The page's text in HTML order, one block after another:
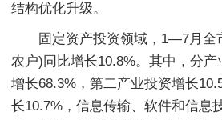
结构优化升级。
固定资产投资领域，1—7月全
农户)同比增长10.8%。其中，分
增长68.3%，第二产业投资增长
长10.7%，信息传输、软件和信息